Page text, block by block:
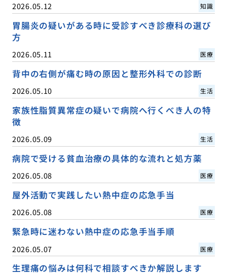
2026.05.12 知識
胃腸炎の疑いがある時に受診すべき診療科の選び
方
2026.05.11 医療
背中の右側が痛む時の原因と整形外科での診断
2026.05.10 生活
家族性脂質異常症の疑いで病院へ行くべき人の特
徴
2026.05.09 生活
病院で受ける貧血治療の具体的な流れと処方薬
2026.05.08 医療
屋外活動で実践したい熱中症の応急手当
2026.05.08 医療
緊急時に迷わない熱中症の応急手当手順
2026.05.07 医療
生理痛の悩みは何科で相談すべきか解説します